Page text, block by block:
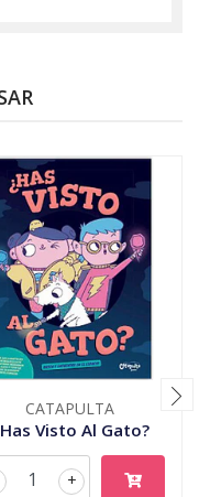
CATAPULTA
Visto Al Gato?
+